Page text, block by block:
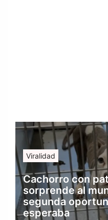
Viralidad
Cachorro con
sorprende al
segunda
esperaba